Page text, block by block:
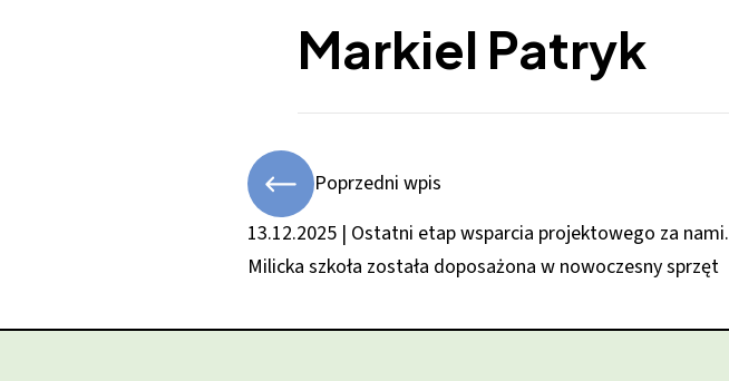
Markiel Patryk
Poprzedni wpis
13.12.2025 | Ostatni etap wsparcia projektowego za nami.
Milicka szkoła została doposażona w nowoczesny sprzęt